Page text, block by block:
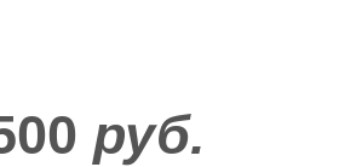
руб.